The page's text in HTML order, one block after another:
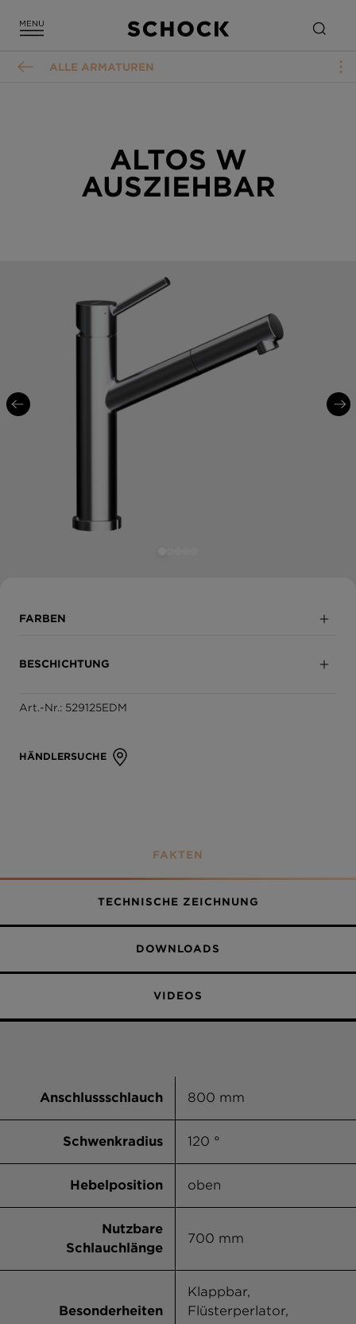
ALLE ARMATUREN
ALTOS W
AUSZIEHBAR
FARBEN
BESCHICHTUNG
Vollbeschichtet
Art.-Nr.: 529125EDM
HÄNDLERSUCHE
FAKTEN
TECHNISCHE ZEICHNUNG
DOWNLOADS
VIDEOS
Anschlussschlauch 800 mm
Schwenkradius 120 °
Hebelposition oben
Nutzbare
Schlauchlänge
700 mm
Besonderheiten
Klappbar,
Flüsterperlator,